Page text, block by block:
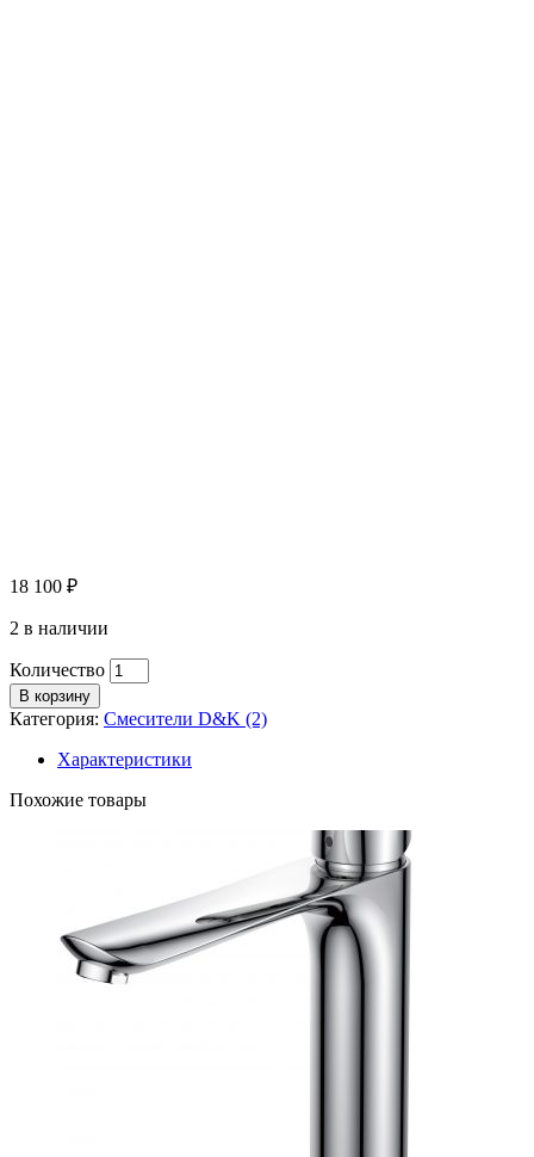
18 100 ₽
2 в наличии
Количество
В корзину
Категория: Смесители D&K (2)
Характеристики
Похожие товары